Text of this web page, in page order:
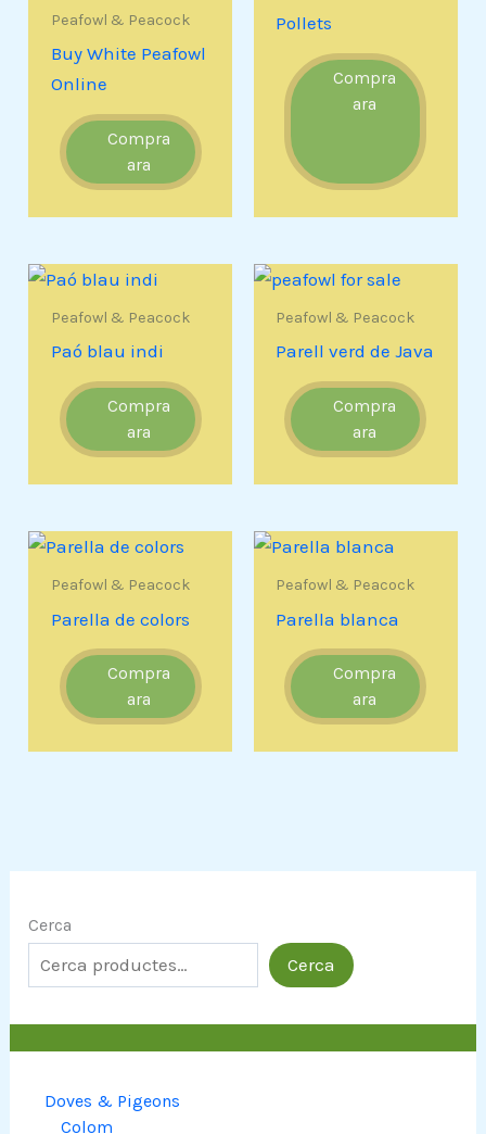
Cerca
Cerca
Doves & Pigeons
Colom
Peafowl & Peacock
Buy White Peafowl
Online
Compra
ara
Pollets
Compra
ara
Peafowl & Peacock
Paó blau indi
Compra
ara
Peafowl & Peacock
Parell verd de Java
Compra
ara
Peafowl & Peacock
Parella de colors
Compra
ara
Peafowl & Peacock
Parella blanca
Compra
ara